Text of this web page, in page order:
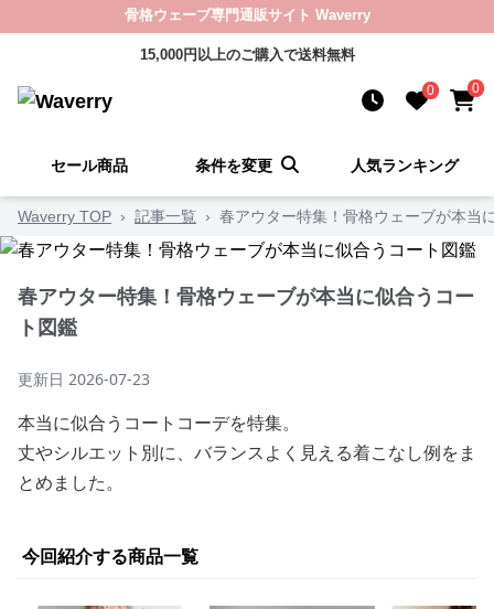
骨格ウェーブ専門通販サイト Waverry
15,000円以上のご購入で送料無料
0 0
セール商品 条件を変更 人気ランキング
Waverry TOP › 記事一覧 › 春アウター特集！骨格ウェーブが本当
春アウター特集！骨格ウェーブが本当に似合うコー
ト図鑑
更新日 2026-07-23
本当に似合うコートコーデを特集。
丈やシルエット別に、バランスよく見える着こなし例をま
とめました。
今回紹介する商品一覧